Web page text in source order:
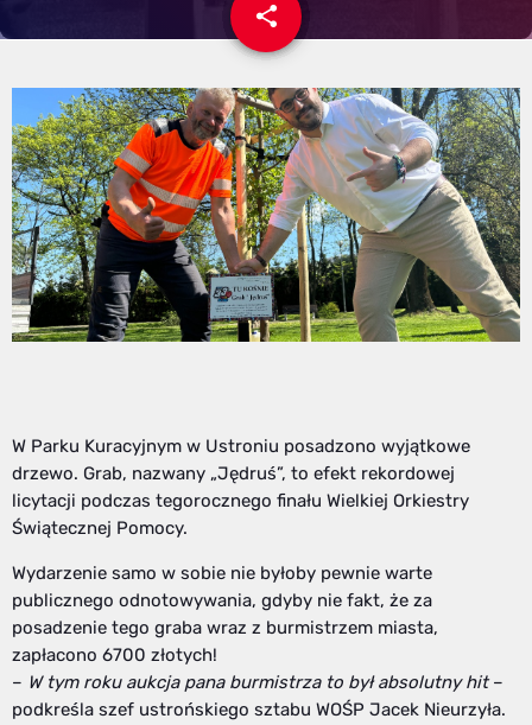
share
email
W Parku Kuracyjnym w Ustroniu posadzono wyjątkowe
drzewo. Grab, nazwany „Jędruś”, to efekt rekordowej
licytacji podczas tegorocznego finału Wielkiej Orkiestry
Świątecznej Pomocy.
Wydarzenie samo w sobie nie byłoby pewnie warte
publicznego odnotowywania, gdyby nie fakt, że za
posadzenie tego graba wraz z burmistrzem miasta,
zapłacono 6700 złotych!
– W tym roku aukcja pana burmistrza to był absolutny hit–
podkreśla szef ustrońskiego sztabu WOŚP Jacek Nieurzyła.